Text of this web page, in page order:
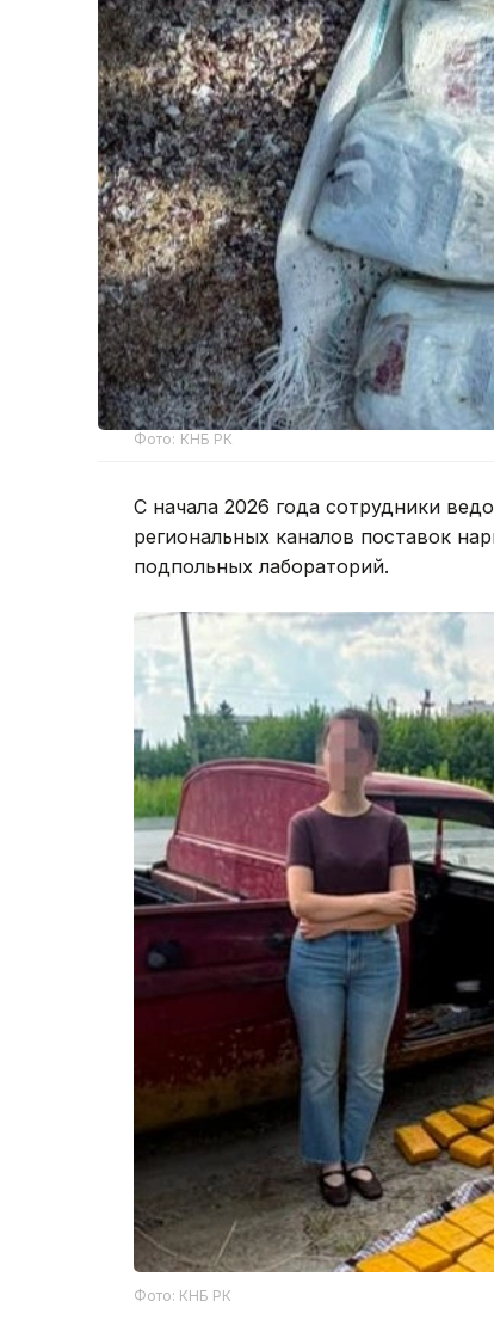
Фото: КНБ РК
С начала 2026 года сотрудники
региональных каналов поставок
подпольных лабораторий.
Фото: КНБ РК